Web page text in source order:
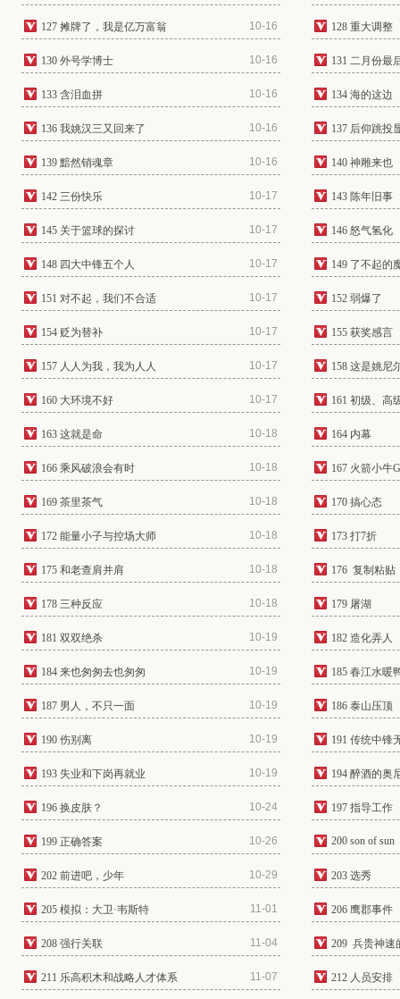
127 摊牌了，我是亿万富翁 10-16 128 重大调整
130 外号学博士 10-16 131 二月份最
133 含泪血拼 10-16 134 海的这边
136 我姚汉三又回来了 10-16 137 后仰跳投
139 黯然销魂章 10-16 140 神雕来也
142 三份快乐 10-17 143 陈年旧事
145 关于篮球的探讨 10-17 146 怒气氢化
148 四大中锋五个人 10-17 149 了不起的
151 对不起，我们不合适 10-17 152 弱爆了
154 贬为替补 10-17 155 获奖感言
157 人人为我，我为人人 10-17 158 这是姚尼
160 大环境不好 10-17 161 初级、高
163 这就是命 10-18 164 内幕
166 乘风破浪会有时 10-18 167 火箭小牛
169 茶里茶气 10-18 170 搞心态
172 能量小子与控场大师 10-18 173 打7折
175 和老查肩并肩 10-18 176 复制粘贴
178 三种反应 10-18 179 屠湖
181 双双绝杀 10-19 182 造化弄人
184 来也匆匆去也匆匆 10-19 185 春江水暖
187 男人，不只一面 10-19 186 泰山压顶
190 伤别离 10-19 191 传统中锋
193 失业和下岗再就业 10-19 194 醉酒的奥
196 换皮肤？ 10-24 197 指导工作
199 正确答案 10-26 200 son of sun
202 前进吧，少年 10-29 203 选秀
205 模拟：大卫·韦斯特 11-01 206 鹰郡事件
208 强行关联 11-04 209 兵贵神速
211 乐高积木和战略人才体系 11-07 212 人员安排